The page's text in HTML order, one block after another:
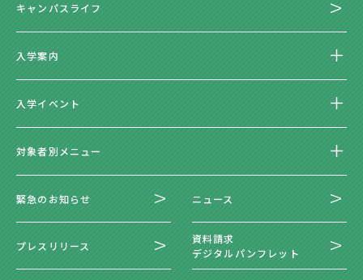
キャンパスライフ
入学案内
入学イベント
対象者別メニュー
緊急のお知らせ ニュース
プレスリリース
資料請求
デジタルパンフレット